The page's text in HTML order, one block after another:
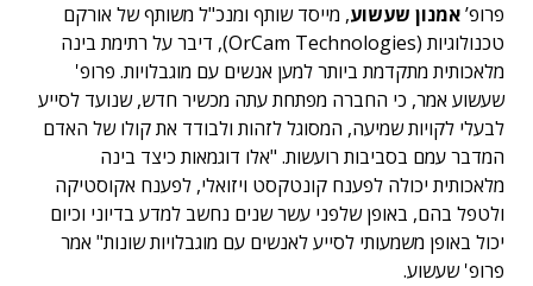
פרופ’אמנון שעשוע, מייסד שותף ומנכ"ל משותף של אורקם
טכנולוגיות (OrCam Technologies), דיבר על רתימת בינה
מלאכותית מתקדמת ביותר למען אנשים עם מוגבלויות. פרופ'
שעשוע אמר, כי החברה מפתחת עתה מכשיר חדש, שנועד לסייע
לבעלי לקויות שמיעה, המסוגל לזהות ולבודד את קולו של האדם
המדבר עמם בסביבות רועשות. "אלו דוגמאות כיצד בינה
מלאכותית יכולה לפענח קונטקסט ויזואלי, לפענח אקוסטיקה
ולטפל בהם, באופן שלפני עשר שנים נחשב למדע בדיוני וכיום
יכול באופן משמעותי לסייע לאנשים עם מוגבלויות שונות" אמר
פרופ' שעשוע.